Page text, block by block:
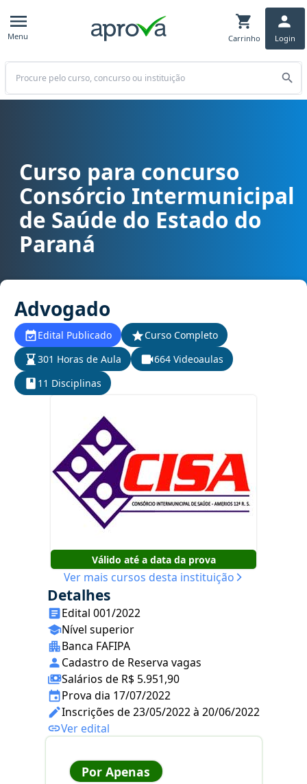
Menu Carrinho Login
Buscar
Curso para concurso CISA/AMERIOS 12ª R.S - Consórcio
Curso para concurso
Consórcio Intermunicipal
de Saúde do Estado do
Paraná
Advogado
Edital Publicado
Curso Completo
301 Horas de Aula
664 Videoaulas
11 Disciplinas
Válido até a data da prova
Ver mais cursos desta instituição
Detalhes
Edital 001/2022
Nível superior
Banca FAFIPA
Cadastro de Reserva vagas
Salários de R$ 5.951,90
Prova dia 17/07/2022
Inscrições de 23/05/2022 à 20/06/2022
Ver edital
Por Apenas